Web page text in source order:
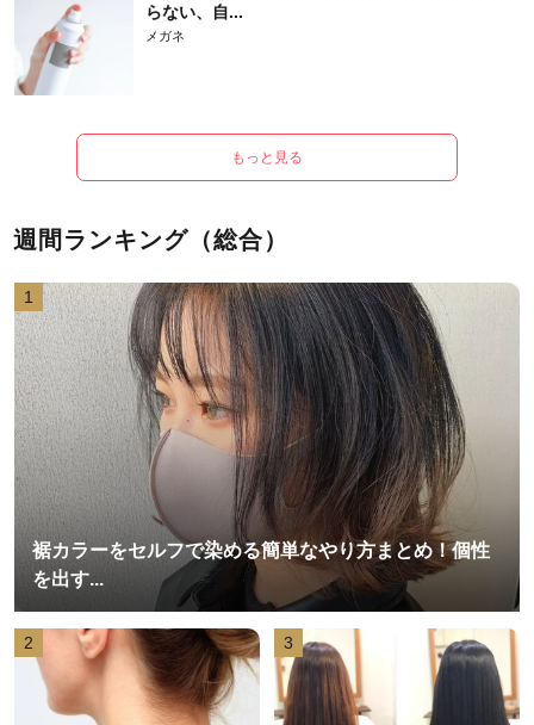
らない、自...
メガネ
もっと見る
週間ランキング（総合）
1
裾カラーをセルフで染める簡単なやり方まとめ！個性
を出す...
2 3